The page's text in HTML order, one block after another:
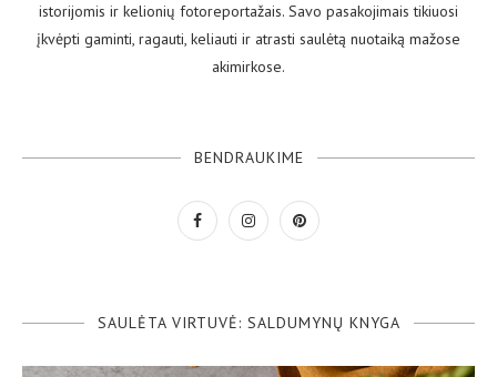
istorijomis ir kelionių fotoreportažais. Savo pasakojimais tikiuosi
įkvėpti gaminti, ragauti, keliauti ir atrasti saulėtą nuotaiką mažose
akimirkose.
BENDRAUKIME
SAULĖTA VIRTUVĖ: SALDUMYNŲ KNYGA